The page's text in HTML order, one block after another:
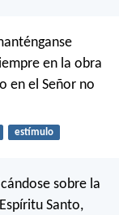
en la obra
en el Señor no
estímulo
sobre la
Santo,